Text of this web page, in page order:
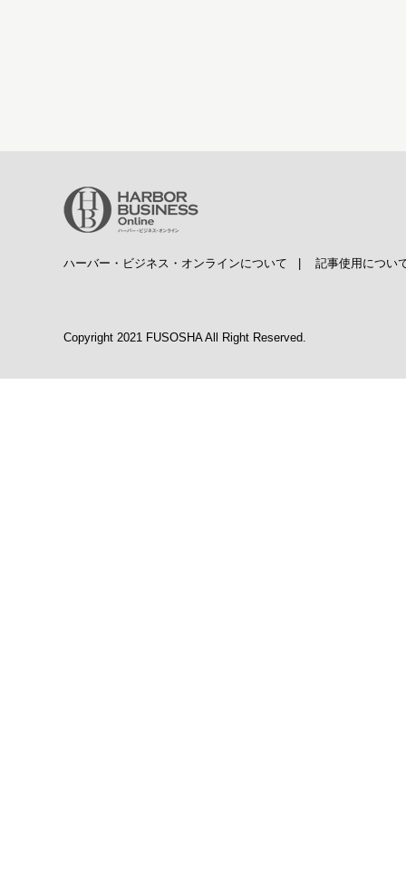
ハーバー・ビジネス・オンラインについて | 記事使用につい
Copyright 2021 FUSOSHA All Right Reserved.